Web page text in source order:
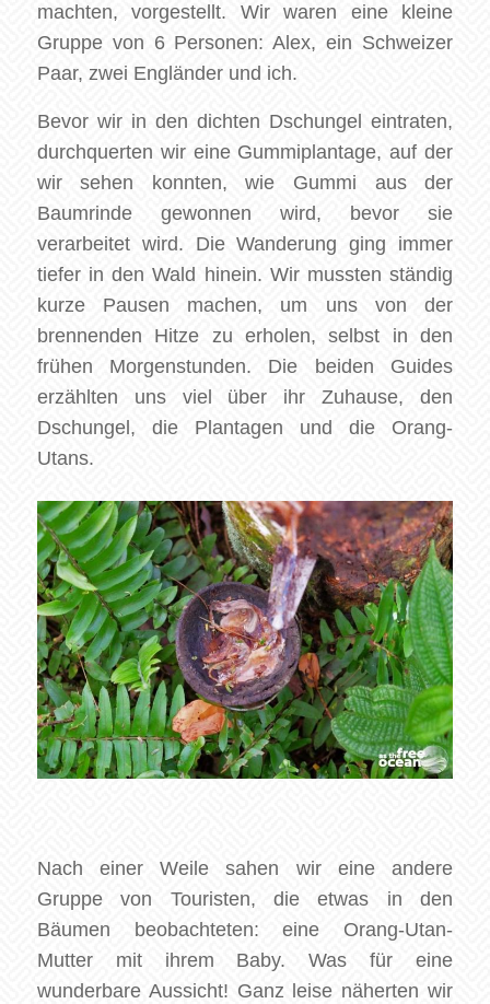
machten, vorgestellt. Wir waren eine kleine
Gruppe von 6 Personen: Alex, ein Schweizer
Paar, zwei Engländer und ich.
Bevor wir in den dichten Dschungel eintraten,
durchquerten wir eine Gummiplantage, auf der
wir sehen konnten, wie Gummi aus der
Baumrinde gewonnen wird, bevor sie
verarbeitet wird. Die Wanderung ging immer
tiefer in den Wald hinein. Wir mussten ständig
kurze Pausen machen, um uns von der
brennenden Hitze zu erholen, selbst in den
frühen Morgenstunden. Die beiden Guides
erzählten uns viel über ihr Zuhause, den
Dschungel, die Plantagen und die Orang-
Utans.
Nach einer Weile sahen wir eine andere
Gruppe von Touristen, die etwas in den
Bäumen beobachteten: eine Orang-Utan-
Mutter mit ihrem Baby. Was für eine
wunderbare Aussicht! Ganz leise näherten wir